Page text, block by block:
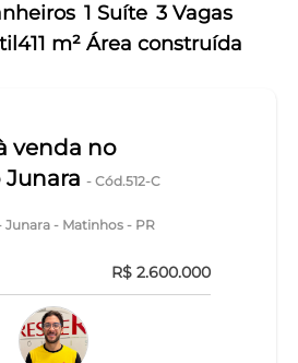
1 Suíte 3 Vagas
411 m² Área construída
venda no
Junara- Cód.512-C
Junara - Matinhos - PR
R$ 2.600.000